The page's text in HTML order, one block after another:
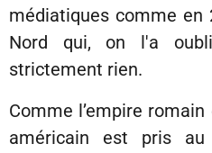
médiatiques comme en
Nord qui, on l'a
strictement rien.
Comme l’empire
américain est pris